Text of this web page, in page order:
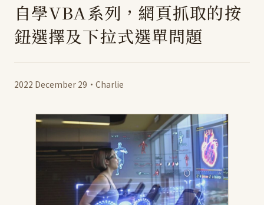
自學VBA系列，網頁抓取的按
鈕選擇及下拉式選單問題
2022 December 29 · Charlie